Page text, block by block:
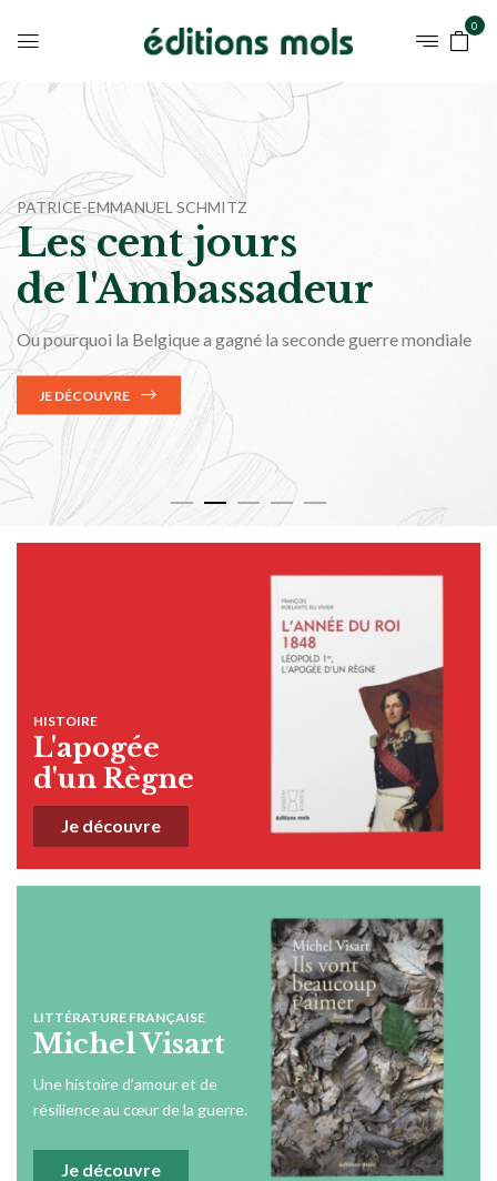
0
Les fruits de la
solitude
Quatre saisons à Port-Royal
HISTOIRE
L'apogée
d'un Règne
Je découvre
LITTÉRATURE FRANÇAISE
Michel Visart
Une histoire d’amour et de
résilience au cœur de la guerre.
Je découvre